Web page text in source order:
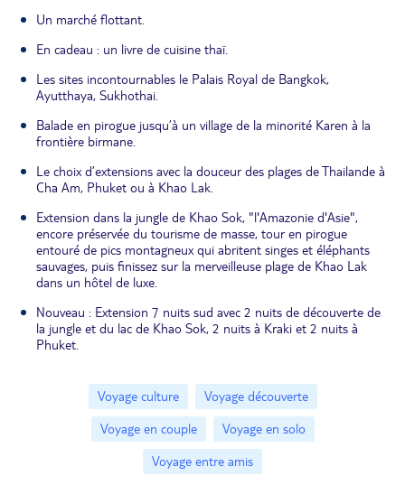
Un marché flottant.
En cadeau : un livre de cuisine thaï.
Les sites incontournables le Palais Royal de Bangkok,
Ayutthaya, Sukhothai.
Balade en pirogue jusqu’à un village de la minorité Karen à la
frontière birmane.
Le choix d’extensions avec la douceur des plages de Thailande à
Cha Am, Phuket ou à Khao Lak.
Extension dans la jungle de Khao Sok, "l'Amazonie d'Asie",
encore préservée du tourisme de masse, tour en pirogue
entouré de pics montagneux qui abritent singes et éléphants
sauvages, puis finissez sur la merveilleuse plage de Khao Lak
dans un hôtel de luxe.
Nouveau : Extension 7 nuits sud avec 2 nuits de découverte de
la jungle et du lac de Khao Sok, 2 nuits à Kraki et 2 nuits à
Phuket.
Voyage culture
Voyage découverte
Voyage en couple
Voyage en solo
Voyage entre amis